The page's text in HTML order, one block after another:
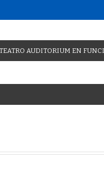
EATRO AUDITORIUM EN FUNCI